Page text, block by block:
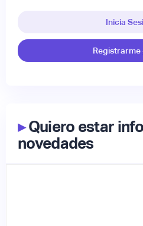
Inicia
Registrarme
▸Quiero estar
novedades